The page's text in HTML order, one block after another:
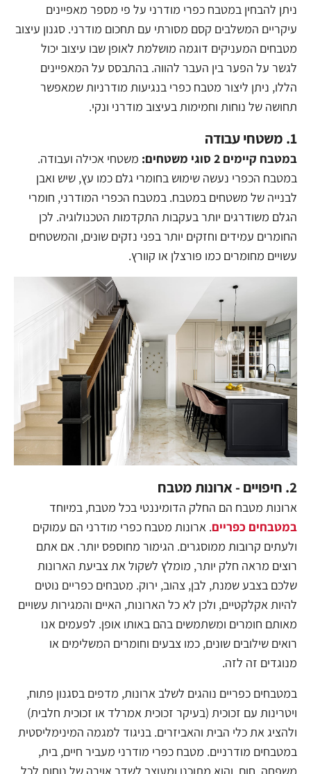
ניתן להבחין במטבח כפרי מודרני על פי מספר מאפיינים
עיקריים המשלבים קסם מסורתי עם תחכום מודרני. סגנון עיצוב
מטבחים המעניקים דוגמה מושלמת לאופן שבו עיצוב יכול
לגשר על הפער בין העבר להווה. בהתבסס על המאפיינים
הללו, ניתן ליצור מטבח כפרי בנגיעות מודרניות שמאפשר
תחושה של נוחות וחמימות בעיצוב מודרני ונקי.
1. משטחי עבודה
במטבח קיימים 2 סוגי משטחים:
משטחי אכילה ועבודה.
במטבח הכפרי נעשה שימוש בחומרי גלם כמו עץ, שיש ואבן
לבנייה של משטחים במטבח. במטבח הכפרי המודרני, חומרי
הגלם משודרגים יותר בעקבות התקדמות הטכנולוגיה. לכן
החומרים עמידים וחזקים יותר בפני נזקים שונים, והמשטחים
עשויים מחומרים כמו פורצלן או קוורץ.
2. חיפויים - ארונות מטבח
ארונות מטבח הם החלק הדומיננטי בכל מטבח, במיוחד
במטבחים כפריים. ארונות מטבח כפרי מודרני הם עמוקים
ולעתים קרובות ממוסגרים. הגימור מחוספס יותר. אם אתם
רוצים מראה חלק יותר, מומלץ לשקול את צביעת הארונות
שלכם בצבע שמנת, לבן, צהוב, ירוק. מטבחים כפריים נוטים
להיות אקלקטיים, ולכן לא כל הארונות, האיים והמגירות עשויים
מאותם חומרים ומשתמשים בהם באותו אופן. לפעמים אנו
רואים שילובים שונים, כמו צבעים וחומרים המשלימים או
מנוגדים זה לזה.
במטבחים כפריים נוהגים לשלב ארונות, מדפים בסגנון פתוח,
ויטרינות עם זכוכית (בעיקר זכוכית אמרלד או זכוכית חלבית)
ולהציג את כלי הבית והאביזרים. בניגוד למגמה המינימליסטית
במטבחים מודרניים. מטבח כפרי מודרני מעביר חיים, בית,